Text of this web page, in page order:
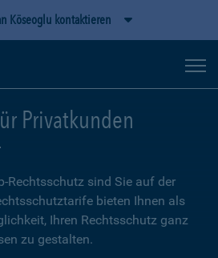
Köseoglu kontaktieren
Privatkunden
Rechtsschutz sind Sie auf der
bieten Ihnen als
Ihren Rechtsschutz ganz
zu gestalten.